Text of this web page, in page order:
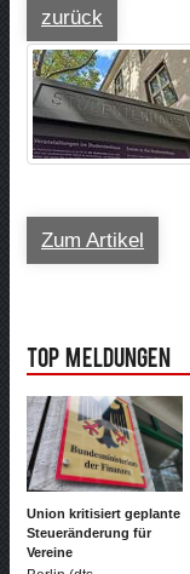
zurück
Zum Artikel
Top Meldungen
Union kritisiert geplante
Steueränderung für
Vereine